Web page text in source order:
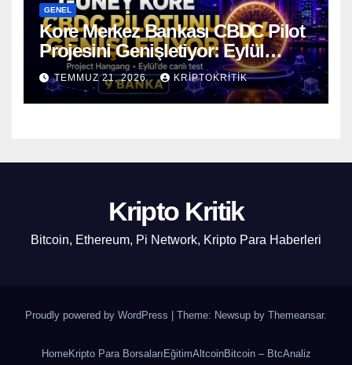
GENEL
Kore Merkez Bankası CBDC Pilot
Projesini Genişletiyor: Eylül
Ayında Gerçek Transferler
Başlıyor
TEMMUZ 21, 2026 KRIPTOKRITIK
Kripto Kritik
Bitcoin, Ethereum, Pi Network, Kripto Para Haberleri
Proudly powered by WordPress Theme: Newsup by Themeansar.
HomeKripto Para BorsalarıEğitimAltcoinBitcoin – BtcAnaliz